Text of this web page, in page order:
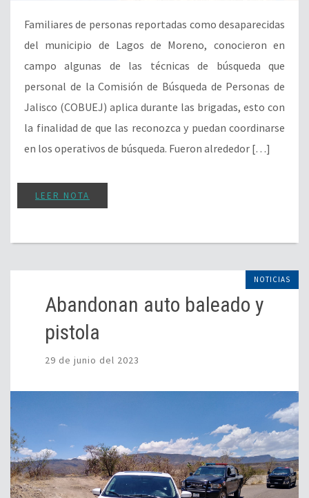
Familiares de personas reportadas como desaparecidas
del municipio de Lagos de Moreno, conocieron en
campo algunas de las técnicas de búsqueda que
personal de la Comisión de Búsqueda de Personas de
Jalisco (COBUEJ) aplica durante las brigadas, esto con
la finalidad de que las reconozca y puedan coordinarse
en los operativos de búsqueda. Fueron alrededor […]
LEER NOTA
NOTICIAS
Abandonan auto baleado y
pistola
29 de junio del 2023